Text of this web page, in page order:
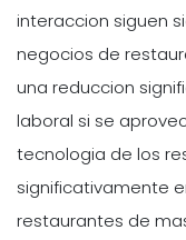
interaccion siguen
negocios de
una reduccion
laboral si se
tecnologia de los
significativamente
restaurantes de